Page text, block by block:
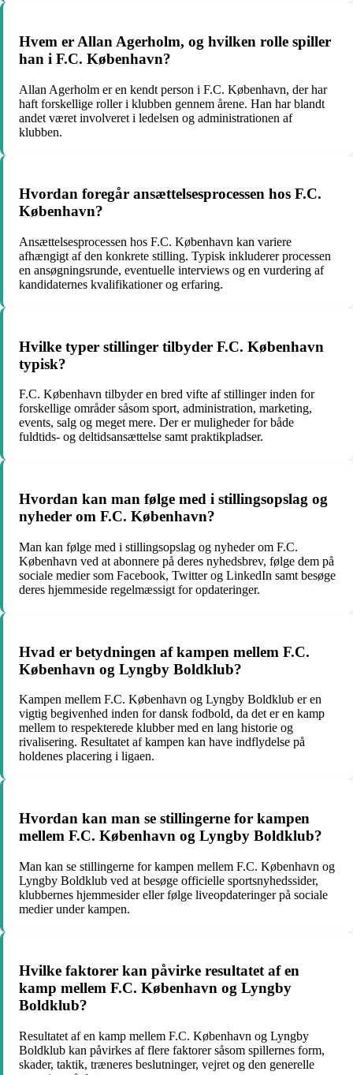
Hvem er Allan Agerholm, og hvilken rolle spiller
han i F.C. København?
Allan Agerholm er en kendt person i F.C. København, der har
haft forskellige roller i klubben gennem årene. Han har blandt
andet været involveret i ledelsen og administrationen af
klubben.
Hvordan foregår ansættelsesprocessen hos F.C.
København?
Ansættelsesprocessen hos F.C. København kan variere
afhængigt af den konkrete stilling. Typisk inkluderer processen
en ansøgningsrunde, eventuelle interviews og en vurdering af
kandidaternes kvalifikationer og erfaring.
Hvilke typer stillinger tilbyder F.C. København
typisk?
F.C. København tilbyder en bred vifte af stillinger inden for
forskellige områder såsom sport, administration, marketing,
events, salg og meget mere. Der er muligheder for både
fuldtids- og deltidsansættelse samt praktikpladser.
Hvordan kan man følge med i stillingsopslag og
nyheder om F.C. København?
Man kan følge med i stillingsopslag og nyheder om F.C.
København ved at abonnere på deres nyhedsbrev, følge dem på
sociale medier som Facebook, Twitter og LinkedIn samt besøge
deres hjemmeside regelmæssigt for opdateringer.
Hvad er betydningen af kampen mellem F.C.
København og Lyngby Boldklub?
Kampen mellem F.C. København og Lyngby Boldklub er en
vigtig begivenhed inden for dansk fodbold, da det er en kamp
mellem to respekterede klubber med en lang historie og
rivalisering. Resultatet af kampen kan have indflydelse på
holdenes placering i ligaen.
Hvordan kan man se stillingerne for kampen
mellem F.C. København og Lyngby Boldklub?
Man kan se stillingerne for kampen mellem F.C. København og
Lyngby Boldklub ved at besøge officielle sportsnyhedssider,
klubbernes hjemmesider eller følge liveopdateringer på sociale
medier under kampen.
Hvilke faktorer kan påvirke resultatet af en
kamp mellem F.C. København og Lyngby
Boldklub?
Resultatet af en kamp mellem F.C. København og Lyngby
Boldklub kan påvirkes af flere faktorer såsom spillernes form,
skader, taktik, træneres beslutninger, vejret og den generelle